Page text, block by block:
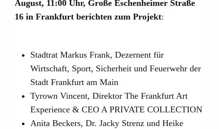
August, 11:00 Uhr, Große Eschenheimer Straße
16 in Frankfurt berichten zum Projekt:
Stadtrat Markus Frank, Dezernent für
Wirtschaft, Sport, Sicherheit und Feuerwehr der
Stadt Frankfurt am Main
Tyrown Vincent, Direktor The Frankfurt Art
Experience & CEO A PRIVATE COLLECTION
Anita Beckers, Dr. Jacky Strenz und Heike